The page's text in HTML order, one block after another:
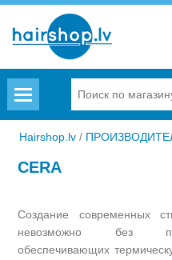
Hairshop.lv /
CERA
Создание современных
невозможно без
обеспечивающих